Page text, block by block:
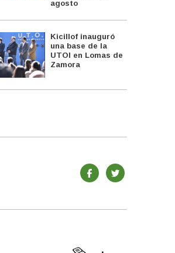
agosto
Kicillof inauguró
una base de la
UTOI en Lomas de
Zamora